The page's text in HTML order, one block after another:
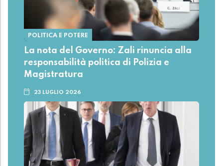
POLITICA E POTERE
La nota del Governo: Zali rinuncia alla
responsabilità politica di Polizia e
Magistratura
23 LUGLIO 2026